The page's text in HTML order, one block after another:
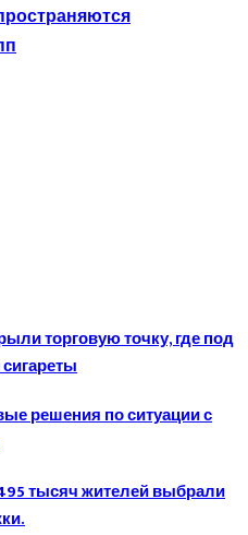
торговую точку, где под
решения по ситуации с
тысяч жителей выбрали